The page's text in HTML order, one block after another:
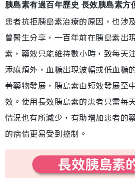
胰島素有過百年歷史 長效胰島素方
患者抗拒胰島素治療的原因，也涉
曾醫生分享，一百年前在胰島素出
素，藥效只能維持數小時，致每天
添麻煩外，血糖出現波幅或低血糖
著藥物發展，胰島素由短效發展至
效。使用長效胰島素的患者只需每
情況也有所減少，有助增加患者的
的病情更易受到控制。